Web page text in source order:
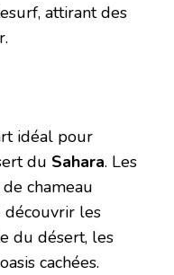
attirant des
idéal pour
du Sahara. Les
chameau
découvrir les
du désert, les
cachées.